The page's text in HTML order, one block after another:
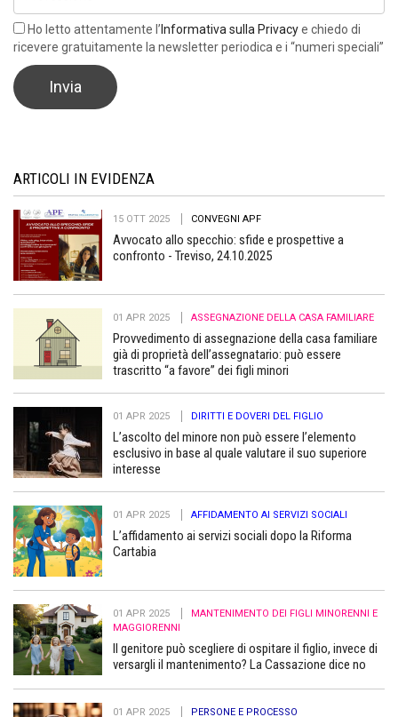
Ho letto attentamente l’ Informativa sulla Privacye chiedo di
ricevere gratuitamente la newsletter periodica e i “numeri speciali”
ARTICOLI IN EVIDENZA
15 OTT 2025 CONVEGNI APF
Avvocato allo specchio: sfide e prospettive a
confronto - Treviso, 24.10.2025
01 APR 2025 ASSEGNAZIONE DELLA CASA FAMILIARE
Provvedimento di assegnazione della casa familiare
già di proprietà dell’assegnatario: può essere
trascritto “a favore” dei figli minori
01 APR 2025 DIRITTI E DOVERI DEL FIGLIO
L’ascolto del minore non può essere l’elemento
esclusivo in base al quale valutare il suo superiore
interesse
01 APR 2025 AFFIDAMENTO AI SERVIZI SOCIALI
L’affidamento ai servizi sociali dopo la Riforma
Cartabia
01 APR 2025
MANTENIMENTO DEI FIGLI MINORENNI E
MAGGIORENNI
Il genitore può scegliere di ospitare il figlio, invece di
versargli il mantenimento? La Cassazione dice no
01 APR 2025 PERSONE E PROCESSO